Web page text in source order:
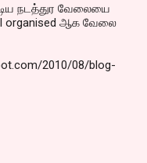
நடத்துர வேலையை
organised ஆக வேலை
2010/08/blog-